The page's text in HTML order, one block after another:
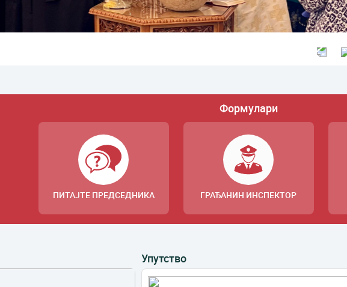
Формулари
ПИТАЈТЕ ПРЕДСЕДНИКА ГРАЂАНИН ИНСПЕКТОР
Упутство